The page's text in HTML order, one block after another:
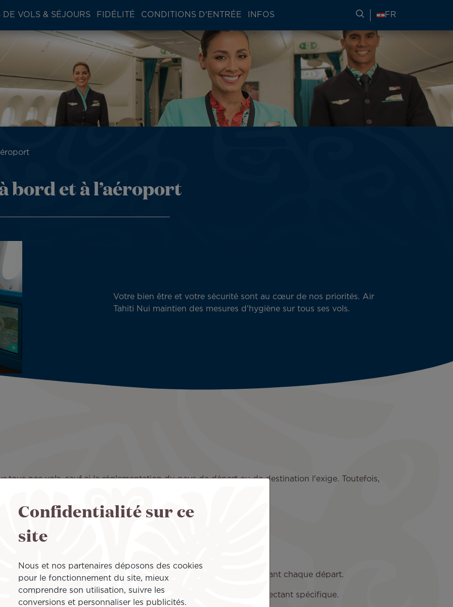
DE VOLS & SÉJOURS FIDÉLITÉ CONDITIONS D'ENTRÉE INFOS RECHERCHER DES
FR
bord et à l’aéroport
Votre bien être et votre sécurité sont au cœur de nos priorités. Air
Tahiti Nui maintien des mesures d’hygiène sur tous ses vols.
tous nos vols, sauf si la réglementation du pays de départ ou de destination l'exige. Toutefois,
souhaitez continuer à porter un masque à bord.
de nos appareils est effectuée par nos différents fournisseurs avant chaque départ.
le nettoyage récurrent des zones communes au moyen d’un désinfectant spécifique.
Confidentialité sur ce
site
Nous et nos partenaires déposons des cookies
pour le fonctionnement du site, mieux
comprendre son utilisation, suivre les
conversions et personnaliser les publicités.